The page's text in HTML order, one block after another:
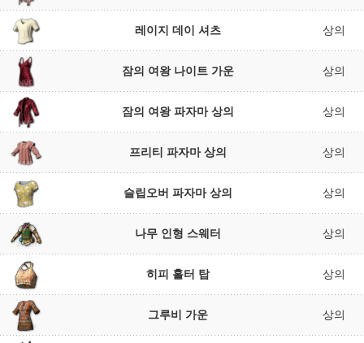
레이지 데이 셔츠 상의
잠의 여왕 나이트 가운 상의
잠의 여왕 파자마 상의 상의
프리티 파자마 상의 상의
슬립오버 파자마 상의 상의
나무 인형 스웨터 상의
히피 홀터 탑 상의
그루비 가운 상의